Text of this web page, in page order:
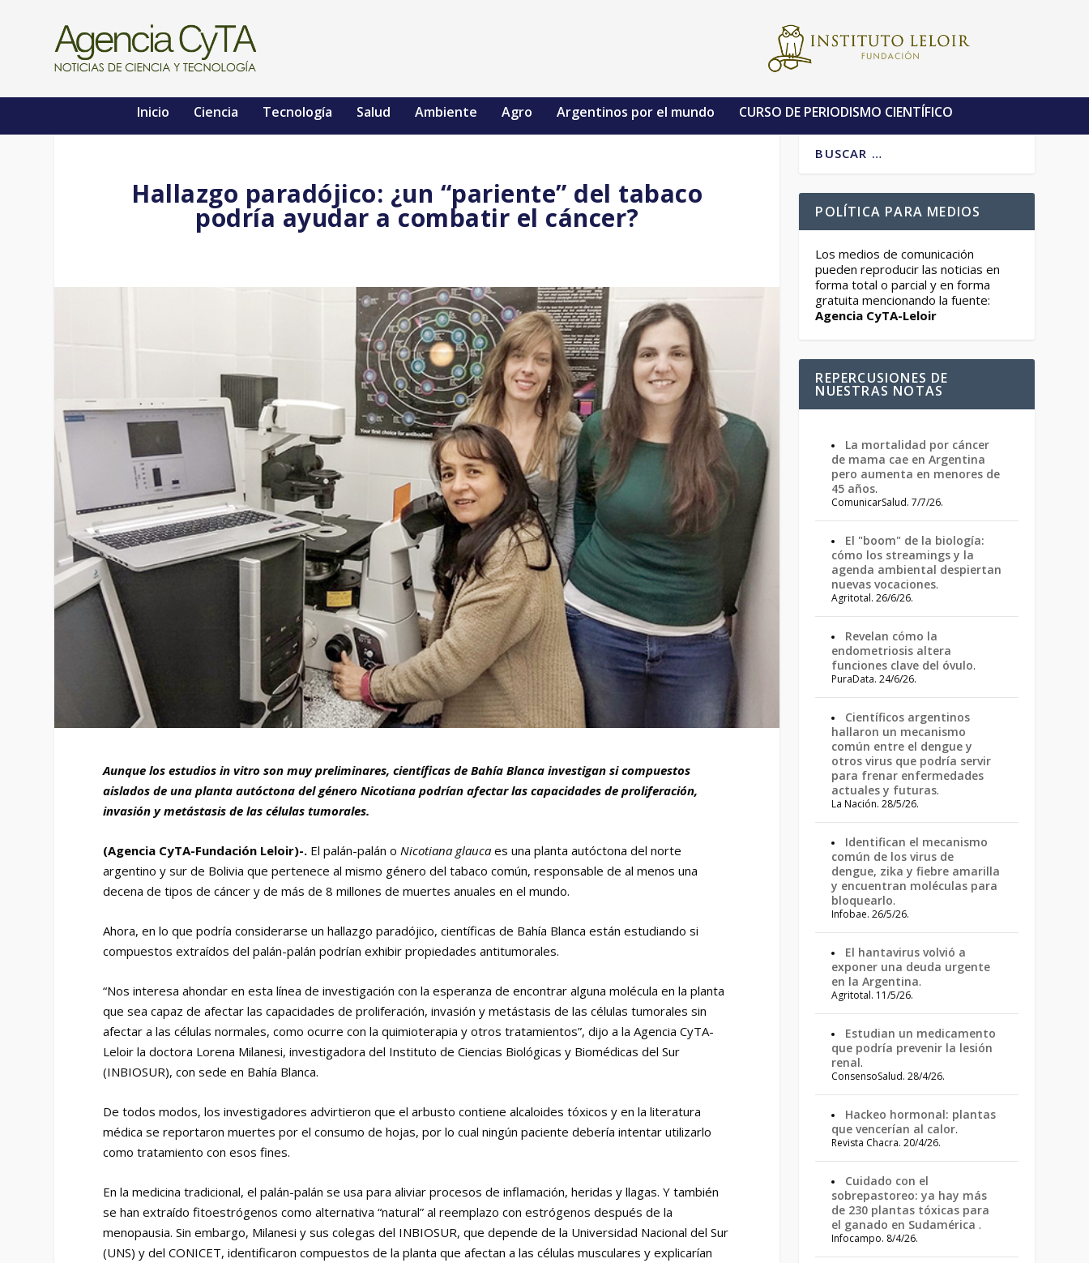
Inicio Ciencia Tecnología Salud Ambiente Agro Argentinos por el mundo CURSO DE PERIODISMO CIENTÍFICO
Hallazgo paradójico: ¿un “pariente” del tabaco
podría ayudar a combatir el cáncer?
Aunque los estudios in vitro son muy preliminares, científicas de Bahía Blanca investigan si compuestos
aislados de una planta autóctona del género Nicotiana podrían afectar las capacidades de proliferación,
invasión y metástasis de las células tumorales.
(Agencia CyTA-Fundación Leloir)-. El palán-palán o Nicotiana glauca es una planta autóctona del norte
argentino y sur de Bolivia que pertenece al mismo género del tabaco común, responsable de al menos una
decena de tipos de cáncer y de más de 8 millones de muertes anuales en el mundo.
Ahora, en lo que podría considerarse un hallazgo paradójico, científicas de Bahía Blanca están estudiando si
compuestos extraídos del palán-palán podrían exhibir propiedades antitumorales.
“Nos interesa ahondar en esta línea de investigación con la esperanza de encontrar alguna molécula en la planta
que sea capaz de afectar las capacidades de proliferación, invasión y metástasis de las células tumorales sin
afectar a las células normales, como ocurre con la quimioterapia y otros tratamientos”, dijo a la Agencia CyTA-
Leloir la doctora Lorena Milanesi, investigadora del Instituto de Ciencias Biológicas y Biomédicas del Sur
(INBIOSUR), con sede en Bahía Blanca.
De todos modos, los investigadores advirtieron que el arbusto contiene alcaloides tóxicos y en la literatura
médica se reportaron muertes por el consumo de hojas, por lo cual ningún paciente debería intentar utilizarlo
como tratamiento con esos fines.
En la medicina tradicional, el palán-palán se usa para aliviar procesos de inflamación, heridas y llagas. Y también
se han extraído fitoestrógenos como alternativa “natural” al reemplazo con estrógenos después de la
menopausia. Sin embargo, Milanesi y sus colegas del INBIOSUR, que depende de la Universidad Nacional del Sur
(UNS) y del CONICET, identificaron compuestos de la planta que afectan a las células musculares y explicarían
POLÍTICA PARA MEDIOS
Los medios de comunicación
pueden reproducir las noticias en
forma total o parcial y en forma
gratuita mencionando la fuente:
Agencia CyTA-Leloir
REPERCUSIONES DE
NUESTRAS NOTAS
La mortalidad por cáncer
de mama cae en Argentina
pero aumenta en menores de
45 años.
ComunicarSalud. 7/7/26.
El "boom" de la biología:
cómo los streamings y la
agenda ambiental despiertan
nuevas vocaciones.
Agritotal. 26/6/26.
Revelan cómo la
endometriosis altera
funciones clave del óvulo.
PuraData. 24/6/26.
Científicos argentinos
hallaron un mecanismo
común entre el dengue y
otros virus que podría servir
para frenar enfermedades
actuales y futuras.
La Nación. 28/5/26.
Identifican el mecanismo
común de los virus de
dengue, zika y fiebre amarilla
y encuentran moléculas para
bloquearlo.
Infobae. 26/5/26.
El hantavirus volvió a
exponer una deuda urgente
en la Argentina.
Agritotal. 11/5/26.
Estudian un medicamento
que podría prevenir la lesión
renal.
ConsensoSalud. 28/4/26.
Hackeo hormonal: plantas
que vencerían al calor.
Revista Chacra. 20/4/26.
Cuidado con el
sobrepastoreo: ya hay más
de 230 plantas tóxicas para
el ganado en Sudamérica .
Infocampo. 8/4/26.